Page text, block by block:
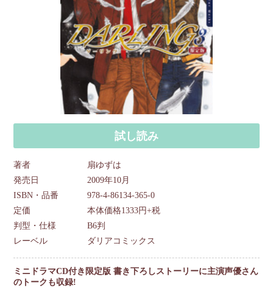
試し読み
著者
扇ゆずは
発売日
2009年10月
ISBN・品番
978-4-86134-365-0
定価
本体価格1333円+税
判型・仕様
B6判
レーベル
ダリアコミックス
ミニドラマCD付き限定版 書き下ろしストーリーに主演声優さん
のトークも収録!